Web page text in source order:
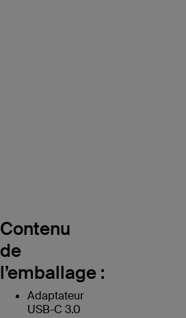
Contenu
de
l’emballage :
Adaptateur
USB-C 3.0